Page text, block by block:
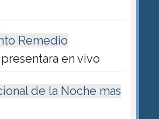
Remedio
en vivo
de la Noche mas